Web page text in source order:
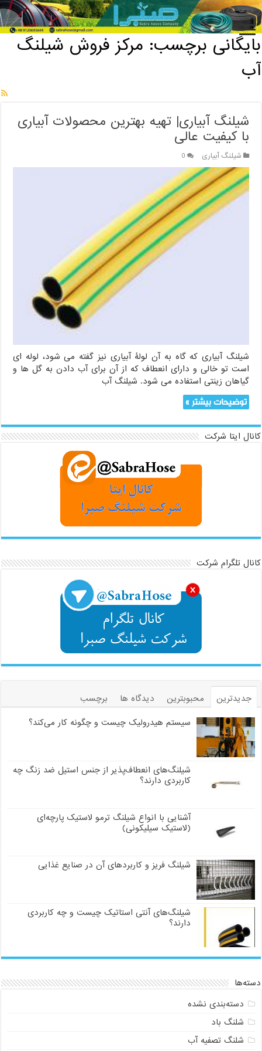
خانه / بایگانی برچسب: مرکز فروش شیلنگ آب
بایگانی برچسب: مرکز فروش شیلنگ
آب
شیلنگ آبیاری| تهیه بهترین محصولات آبیاری
با کیفیت عالی
شیلنگ آبیاری 0
شیلنگ آبیاری که گاه به آن لولۀ آبیاری نیز گفته می شود، لوله ای
است تو خالی و دارای انعطاف که از آن برای آب دادن به گل ها و
گیاهان زینتی استفاده می شود. شیلنگ آب
توضیحات بیشتر »
کانال ایتا شرکت
کانال تلگرام شرکت
جدیدترین محبوبترین دیدگاه ها
برچسب
سیستم هیدرولیک چیست و چگونه کار می‌کند؟
شیلنگ‌های انعطاف‌پذیر از جنس استیل ضد زنگ چه
کاربردی دارند؟
آشنایی با انواع شیلنگ ترمو لاستیک پارچه‌ای
(لاستیک سیلیکونی)
شیلنگ فریز و کاربردهای آن در صنایع غذایی
شیلنگ‌های آنتی استاتیک چیست و چه کاربردی
دارند؟
دسته‌ها
دسته‌بندی نشده
شلنگ باد
شلنگ تصفیه آب